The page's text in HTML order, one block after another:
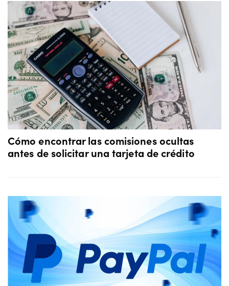
Cómo encontrar las comisiones ocultas
antes de solicitar una tarjeta de crédito